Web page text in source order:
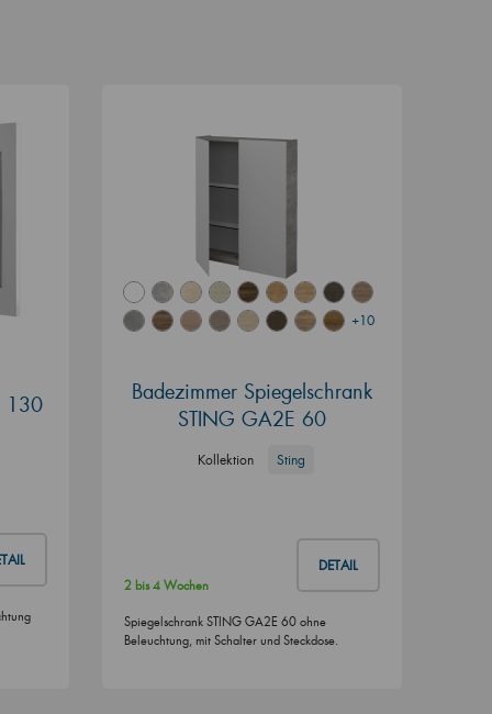
130
+10
Badezimmer Spiegelschrank
STING GA2E 60
Kollektion Sting
DETAIL
2 bis 4 Wochen
Spiegelschrank STING GA2E 60 ohne
Beleuchtung, mit Schalter und Steckdose.